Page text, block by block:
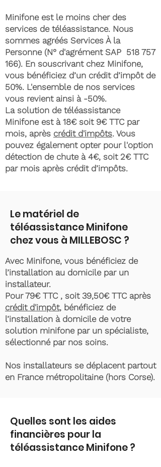
Minifone est le moins cher des
services de téléassistance. Nous
sommes agréés Services À la
Personne (N° d'agrément SAP 518 757
166). En souscrivant chez Minifone,
vous bénéficiez d’un crédit d’impôt de
50%. L'ensemble de nos services
vous revient ainsi à -50%.
La solution de téléassistance
Minifone est à 18€ soit 9€ TTC par
mois, après crédit d'impôts. Vous
pouvez également opter pour l'option
détection de chute à 4€, soit 2€ TTC
par mois après crédit d’impôts.
Le matériel de
téléassistance Minifone
chez vous à MILLEBOSC ?
Avec Minifone, vous bénéficiez de
l’installation au domicile par un
installateur.
Pour 79€ TTC , soit 39,50€ TTC après
crédit d'impôt, bénéficiez de
l’installation à domicile de votre
solution minifone par un spécialiste,
sélectionné par nos soins.
Nos installateurs se déplacent partout
en France métropolitaine (hors Corse).
Quelles sont les aides
financières pour la
téléassistance Minifone ?